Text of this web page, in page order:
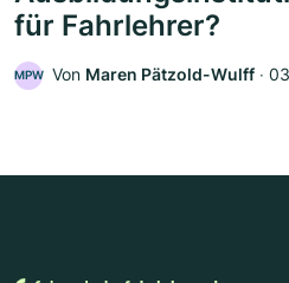
für Fahrlehrer?
MPW Von Maren Pätzold-Wulff ‧